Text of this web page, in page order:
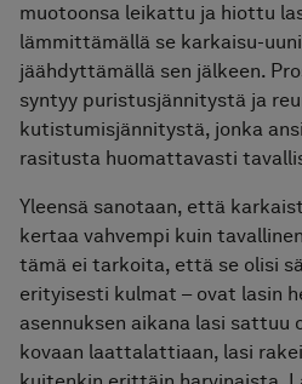
muotoonsa leikattu ja hiottu
lämmittämällä se karkaisu-
jäähdyttämällä sen jälkeen.
syntyy puristusjännitystä ja
kutistumisjännitystä, jonka
rasitusta huomattavasti
Yleensä sanotaan, että
kertaa vahvempi kuin
tämä ei tarkoita, että se olisi
erityisesti kulmat – ovat lasin
asennuksen aikana lasi sattuu
kovaan laattalattiaan, lasi